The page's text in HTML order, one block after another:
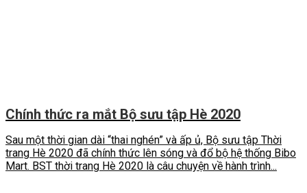
Chính thức ra mắt Bộ sưu tập Hè 2020
Sau một thời gian dài “thai nghén” và ấp ủ, Bộ sưu tập Thời
trang Hè 2020 đã chính thức lên sóng và đổ bộ hệ thống Bibo
Mart. BST thời trang Hè 2020 là câu chuyện về hành trình...